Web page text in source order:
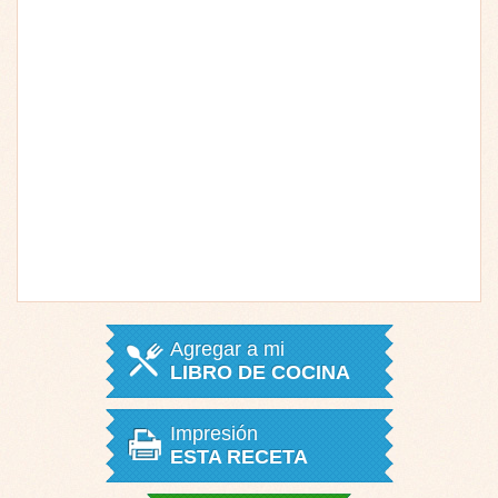
Agregar a mi
LIBRO DE COCINA
Impresión
ESTA RECETA